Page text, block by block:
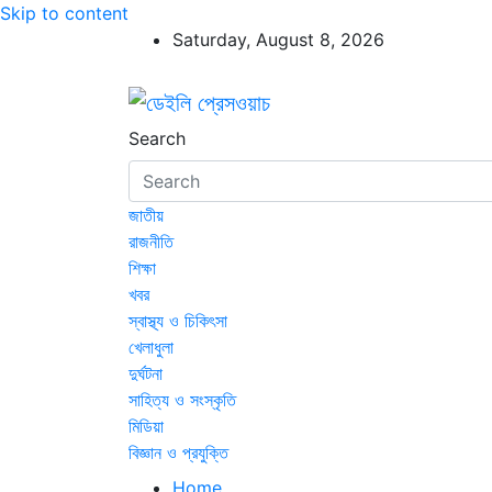
Skip to content
Saturday, August 8, 2026
ডেইলি প্রেসওয়াচ
ডেইলি প্রেসওয়াচ মুক্তিযুদ্ধের চেতনায় উদ্বুদ্ধ
Search
জাতীয়
রাজনীতি
শিক্ষা
খবর
স্বাস্থ্য ও চিকিৎসা
খেলাধুলা
দুর্ঘটনা
সাহিত্য ও সংস্কৃতি
মিডিয়া
বিজ্ঞান ও প্রযুক্তি
Home